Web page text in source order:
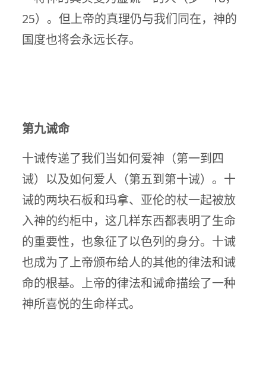
25）。但上帝的真理仍与我们同在，神的
国度也将会永远长存。
第九诫命
十诫传递了我们当如何爱神（第一到四
诫）以及如何爱人（第五到第十诫）。十
诫的两块石板和玛拿、亚伦的杖一起被放
入神的约柜中，这几样东西都表明了生命
的重要性，也象征了以色列的身分。十诫
也成为了上帝颁布给人的其他的律法和诫
命的根基。上帝的律法和诫命描绘了一种
神所喜悦的生命样式。